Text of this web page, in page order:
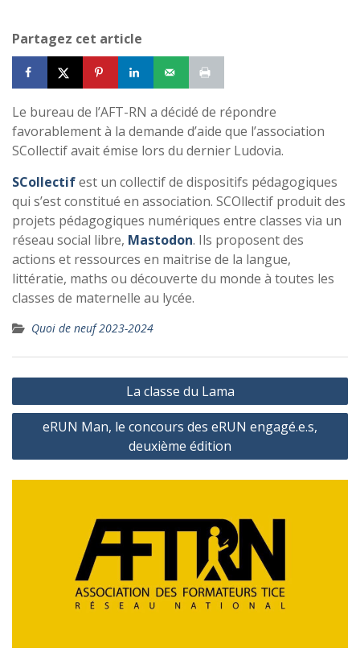
Partagez cet article
Le bureau de l’AFT-RN a décidé de répondre
favorablement à la demande d’aide que l’association
SCollectif avait émise lors du dernier Ludovia.
SCollectifest un collectif de dispositifs pédagogiques
qui s’est constitué en association. SCOllectif produit des
projets pédagogiques numériques entre classes via un
réseau social libre, Mastodon. Ils proposent des
actions et ressources en maitrise de la langue,
littératie, maths ou découverte du monde à toutes les
classes de maternelle au lycée.
Quoi de neuf 2023-2024
Navigation
de
l’article
La classe du Lama
eRUN Man, le concours des eRUN engagé.e.s,
deuxième édition